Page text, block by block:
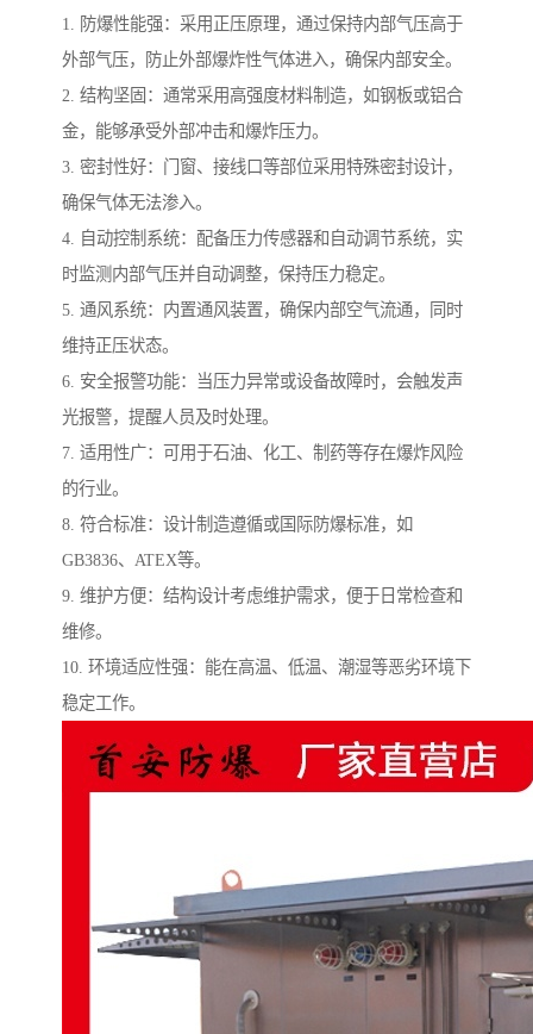
1. 防爆性能强：采用正压原理，通过保持内部气压高于
外部气压，防止外部爆炸性气体进入，确保内部安全。
2. 结构坚固：通常采用高强度材料制造，如钢板或铝合
金，能够承受外部冲击和爆炸压力。
3. 密封性好：门窗、接线口等部位采用特殊密封设计，
确保气体无法渗入。
4. 自动控制系统：配备压力传感器和自动调节系统，实
时监测内部气压并自动调整，保持压力稳定。
5. 通风系统：内置通风装置，确保内部空气流通，同时
维持正压状态。
6. 安全报警功能：当压力异常或设备故障时，会触发声
光报警，提醒人员及时处理。
7. 适用性广：可用于石油、化工、制药等存在爆炸风险
的行业。
8. 符合标准：设计制造遵循或国际防爆标准，如
GB3836、ATEX等。
9. 维护方便：结构设计考虑维护需求，便于日常检查和
维修。
10. 环境适应性强：能在高温、低温、潮湿等恶劣环境下
稳定工作。